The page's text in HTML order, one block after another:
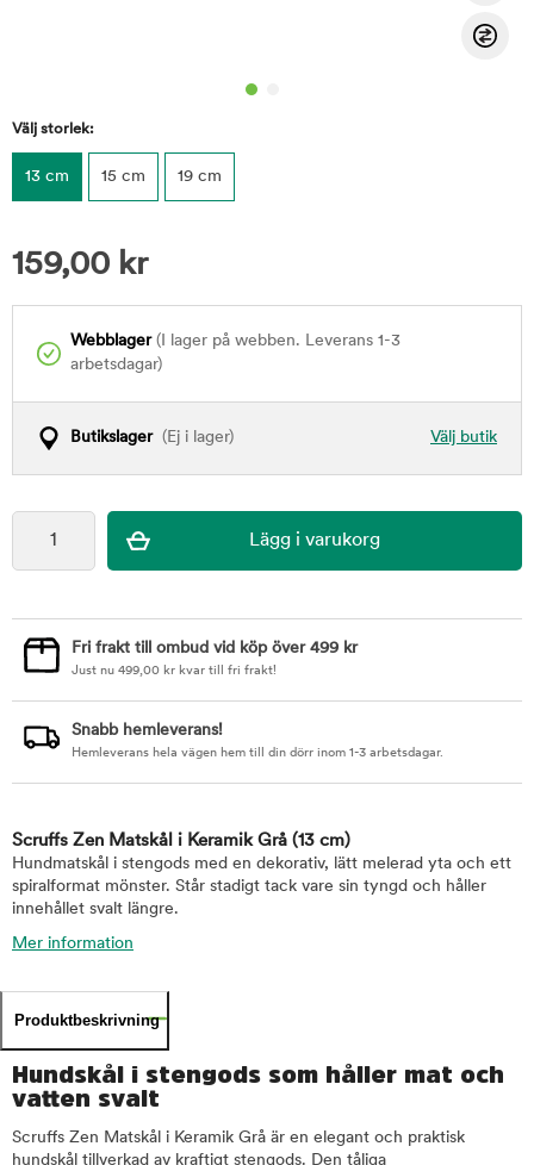
Välj storlek:
13 cm 15 cm 19 cm
159,00 kr
Webblager(I lager på webben. Leverans 1-3
arbetsdagar)
Välj butik
Butikslager(Ej i lager)
Fri frakt till ombud vid köp över 499 kr
Just nu 499,00 kr kvar till fri frakt!
Snabb hemleverans!
Hemleverans hela vägen hem till din dörr inom 1-3 arbetsdagar.
Scruffs Zen Matskål i Keramik Grå (13 cm)
Hundmatskål i stengods med en dekorativ, lätt melerad yta och ett
spiralformat mönster. Står stadigt tack vare sin tyngd och håller
innehållet svalt längre.
Mer information
Produktbeskrivning
Hundskål i stengods som håller mat och
vatten svalt
Scruffs Zen Matskål i Keramik Grå är en elegant och praktisk
hundskål tillverkad av kraftigt stengods. Den tåliga